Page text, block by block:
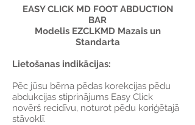
EASY CLICK MD FOOT ABDUCTION
BAR
Modelis EZCLKMD Mazais un
Standarta
Lietošanas indikācijas:
Pēc jūsu bērna pēdas korekcijas pēdu
abdukcijas stiprinājums Easy Click
novērš recidīvu, noturot pēdu koriģētajā
stāvoklī.